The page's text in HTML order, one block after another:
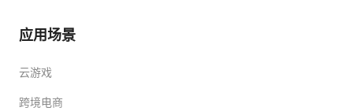
应用场景
云游戏
跨境电商